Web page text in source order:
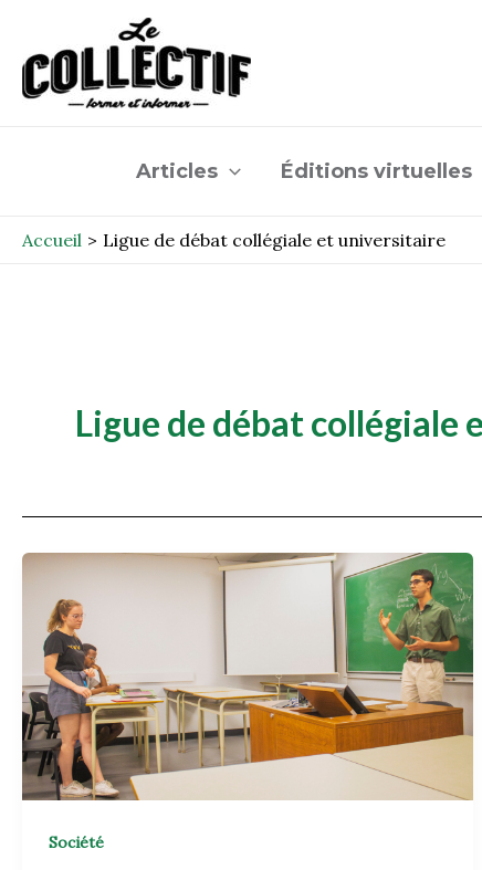
contenu
Articles Éditions virtuelles
Accueil Ligue de débat collégiale et universitaire
Ligue de débat collégiale
Société